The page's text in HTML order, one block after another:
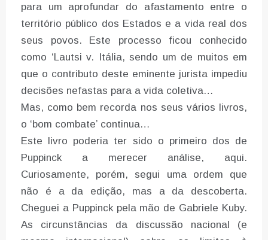
para um aprofundar do afastamento entre o
território público dos Estados e a vida real dos
seus povos. Este processo ficou conhecido
como ‘Lautsi v. Itália, sendo um de muitos em
que o contributo deste eminente jurista impediu
decisões nefastas para a vida coletiva…
Mas, como bem recorda nos seus vários livros,
o ‘bom combate’ continua…
Este livro poderia ter sido o primeiro dos de
Puppinck a merecer análise, aqui.
Curiosamente, porém, segui uma ordem que
não é a da edição, mas a da descoberta.
Cheguei a Puppinck pela mão de Gabriele Kuby.
As circunstâncias da discussão nacional (e